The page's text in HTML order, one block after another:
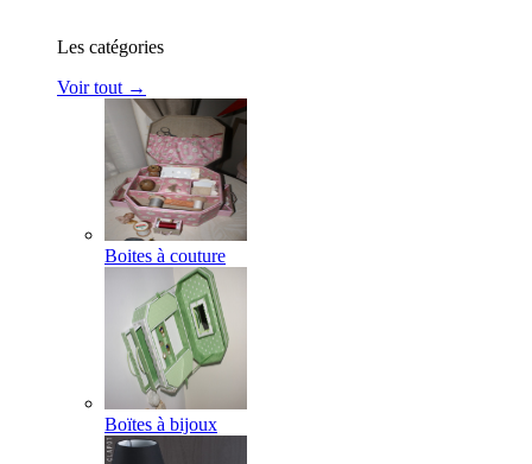
Les catégories
Voir tout →
Boites à couture
Boïtes à bijoux